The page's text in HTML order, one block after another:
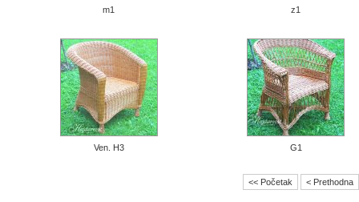
m1 z1
Ven. H3 G1
<< Početak < Prethodna